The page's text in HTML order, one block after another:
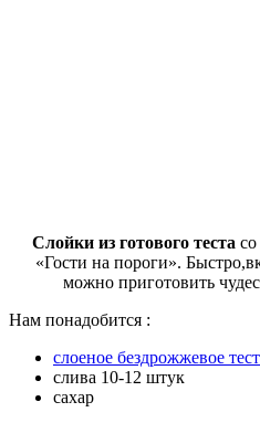
Слойки из готового теста
«Гости на пороги».
можно приготовить
Нам понадобится :
слоеное бездрожжевое
слива 10-12 штук
сахар